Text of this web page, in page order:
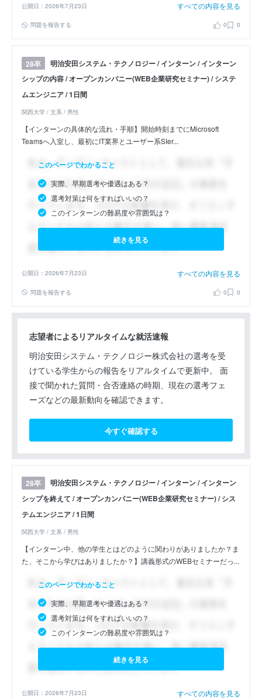
公開日：2026年7月23日 すべての内容を見る
問題を報告する 0 0
28卒
明治安田システム・テクノロジー / インターン / インターン
シップの内容 / オープンカンパニー(WEB企業研究セミナー) / システ
ムエンジニア / 1日間
関西大学 / 文系 / 男性
【インターンの具体的な流れ・手順】開始時刻までにMicrosoft
Teamsへ入室し、最初にIT業界とユーザー系SIer...
このページでわかること
実際、早期選考や優遇はある？
選考対策は何をすればいいの？
このインターンの難易度や雰囲気は？
続きを見る
公開日：2026年7月23日 すべての内容を見る
問題を報告する 0 0
志望者によるリアルタイムな就活速報
明治安田システム・テクノロジー株式会社の選考を受
けている学生からの報告をリアルタイムで更新中。 面
接で聞かれた質問・合否連絡の時期、現在の選考フェ
ーズなどの最新動向を確認できます。
今すぐ確認する
28卒
明治安田システム・テクノロジー / インターン / インターン
シップを終えて / オープンカンパニー(WEB企業研究セミナー) / シス
テムエンジニア / 1日間
関西大学 / 文系 / 男性
【インターン中、他の学生とはどのように関わりがありましたか？ま
た、そこから学びはありましたか？】講義形式のWEBセミナーだっ...
このページでわかること
実際、早期選考や優遇はある？
選考対策は何をすればいいの？
このインターンの難易度や雰囲気は？
続きを見る
公開日：2026年7月23日 すべての内容を見る